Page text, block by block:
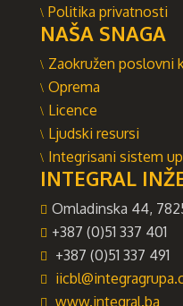
Politika privatnosti
NAŠA SNAGA
Zaokružen poslovni
Oprema
Licence
Ljudski resursi
Integrisani sistem
INTEGRAL
Omladinska 44,
+387 (0)51 337 401
+387 (0)51 337 491
www.integral.ba